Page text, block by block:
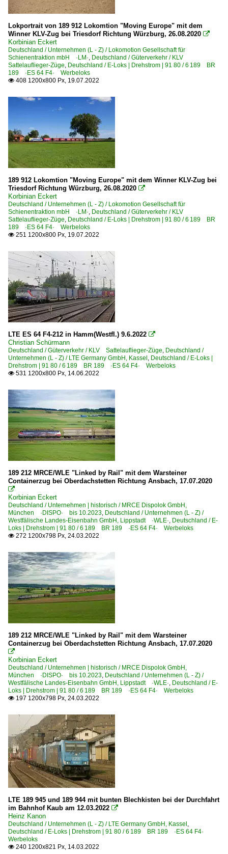
110 (Hannover–) Celle – Lüneburg – H.-Harburg
Strecken | KBS 200-299
Strecke 6126 Saarmund – Diedersdorf – Schönefeld
Strecken | KBS 300-399
340 Magdeburg – Köthen – Halle (–Leipzig)
350 Hannover – Kreiensen – Göttingen (–Kassel)
375 (Minden–) Löhne – Osnabrück – Rheine – Bad
Strecken | KBS 400-499
420 (Duisburg–) Oberhausen – Wesel – Emmerich
430 Hamm – Soest – Paderborn – Altenbeken – Kassel
460 Köln – Au – Betzdorf (–Gießen) ·Siegstrecke·
465 Köln – Grevenbroich – Rheydt (–Mönchengladbach)
466 Wiesbaden – Kaub – Niederlahnstein ·rechte
470 Köln – Bonn – Remagen – Koblenz ·linke
471 Koblenz – Boppard – Bingen – Mainz ·linke
485 Aachen – Mönchengladbach – Düsseldorf –
495 Köln – Neuss – Krefeld – Kleve (⨯ Nijmegen)
Strecken | KBS 600-699
610 (Kassel–) Guntershausen – Bebra – Fulda
613 Göttingen – Eichenberg – Bebra
650 Frankfurt – Darmstadt – Mannheim-Friedrichsfeld
651 Mainz-Bischofsheim – Darmstadt – Aschaffenburg
Strecken | KBS 700-799
700 Mannheim – Karlsruhe ·Rheinbahn·
702 Offenburg – Freiburg – Müllheim (– Basel)
740 (Stuttgart–) Horb – Tuttlingen – Hattingen
Strecken | KBS 800-999
800 Würzburg – Gemünden – Aschaffenburg ·Main-
900 München – Ingolstadt – Ingolstadt Nord
950 (München–) Rosenheim – Kufstein (–Innsbruck)
950 München – Rosenheim
951 (München–) Rosenheim – Freilassing (–Salzburg)
990 (München–) Ingolstadt Nord – Treuchtlingen
Unternehmen (A - K)
Bombardier Transportation GmbH, Kassel ·BTK·
Captrain - ITL Eisenbahngesellschaft mbH, Dresden
DB AutoZug GmbH, Dortmund
DB Regio AG - Region Südost
ERS Railways GmbH, Hamburg ·DB·
Freightliner DE GmbH ·FDE·
Unternehmen (L - Z)
Lokomotion Gesellschaft für Schienentraktion mbH ·LM·
LTE Germany GmbH, Kassel
PRESS Eisenbahn-Bau- und Betriebsgesellschaft
Retrack Germany GmbH, Hamburg ·VTGRT·
Siemens Prüfcenter Wegberg-Wildenrath ·PCW·
TX Logistik AG, Troisdorf ·TXL·
Lokportrait von 189 912 Lokomtion "Moving Europe" mit dem
Winner KLV-Zug bei Triesdorf Richtung Würzburg, 26.08.2020 
Korbinian Eckert
Deutschland / Unternehmen (L - Z) / Lokomotion Gesellschaft für
Schienentraktion mbH ·LM·, Deutschland / Güterverkehr / KLV
Sattelauflieger-Züge, Deutschland / E-Loks | Drehstrom | 91 80 / 6 189 BR
189 ·ES 64 F4· Werbeloks
 408 1200x800 Px, 19.07.2022
189 912 Lokomtion "Moving Europe" mit dem Winner KLV-Zug bei
Triesdorf Richtung Würzburg, 26.08.2020 
Korbinian Eckert
Deutschland / Unternehmen (L - Z) / Lokomotion Gesellschaft für
Schienentraktion mbH ·LM·, Deutschland / Güterverkehr / KLV
Sattelauflieger-Züge, Deutschland / E-Loks | Drehstrom | 91 80 / 6 189 BR
189 ·ES 64 F4· Werbeloks
 251 1200x800 Px, 19.07.2022
LTE ES 64 F4-212 in Hamm(Westfl.) 9.6.2022 
Christian Schürmann
Deutschland / Güterverkehr / KLV Sattelauflieger-Züge, Deutschland /
Unternehmen (L - Z) / LTE Germany GmbH, Kassel , Deutschland / E-Loks |
Drehstrom | 91 80 / 6 189 BR 189 ·ES 64 F4· Werbeloks
 531 1200x800 Px, 14.06.2022
189 212 MRCE/WLE "Linked by Rail" mit dem Warsteiner
Containerzug bei Oberdachstetten Richtung Ansbach, 17.07.2020

Korbinian Eckert
Deutschland / Unternehmen | historisch / MRCE Dispolok GmbH,
München ·DISPO· bis 10.2023, Deutschland / Unternehmen (L - Z) /
Westfälische Landes-Eisenbahn GmbH, Lippstadt ·WLE·, Deutschland / E-
Loks | Drehstrom | 91 80 / 6 189 BR 189 ·ES 64 F4· Werbeloks
 272 1200x798 Px, 24.03.2022
189 212 MRCE/WLE "Linked by Rail" mit dem Warsteiner
Containerzug bei Oberdachstetten Richtung Ansbach, 17.07.2020

Korbinian Eckert
Deutschland / Unternehmen | historisch / MRCE Dispolok GmbH,
München ·DISPO· bis 10.2023, Deutschland / Unternehmen (L - Z) /
Westfälische Landes-Eisenbahn GmbH, Lippstadt ·WLE·, Deutschland / E-
Loks | Drehstrom | 91 80 / 6 189 BR 189 ·ES 64 F4· Werbeloks
 197 1200x798 Px, 24.03.2022
LTE 189 945 und 189 944 mit bunten Blechkisten bei der Durchfahrt
im Bahnhof Kaub am 12.03.2022 
Heinz Kanon
Deutschland / Unternehmen (L - Z) / LTE Germany GmbH, Kassel ,
Deutschland / E-Loks | Drehstrom | 91 80 / 6 189 BR 189 ·ES 64 F4·
Werbeloks
 240 1200x821 Px, 14.03.2022